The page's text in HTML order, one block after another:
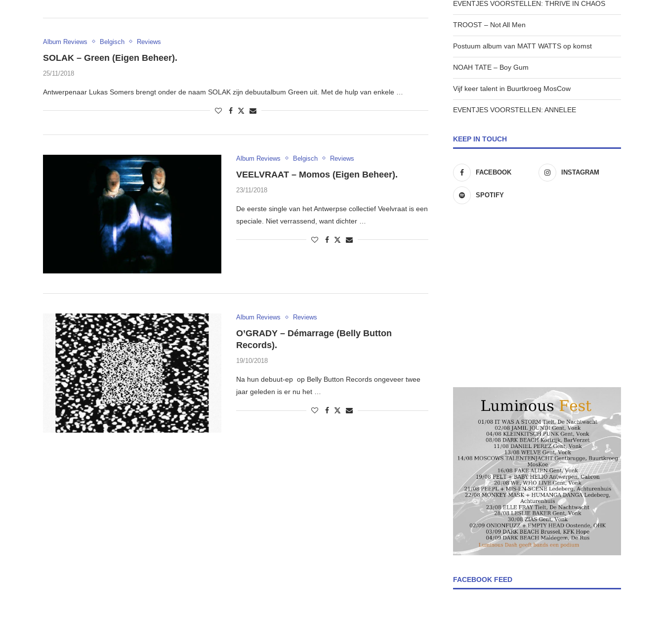
Album Reviews Belgisch Reviews
SOLAK – Green (Eigen Beheer).
25/11/2018
Antwerpenaar Lukas Somers brengt onder de naam SOLAK zijn debuutalbum Green uit. Met de hulp van enkele …
Album Reviews Belgisch Reviews
VEELVRAAT – Momos (Eigen Beheer).
23/11/2018
De eerste single van het Antwerpse collectief Veelvraat is een
speciale. Niet verrassend, want dichter …
Album Reviews Reviews
O’GRADY – Démarrage (Belly Button
Records).
19/10/2018
Na hun debuut-ep op Belly Button Records ongeveer twee
jaar geleden is er nu het …
EVENTJES VOORSTELLEN: THRIVE IN CHAOS
TROOST – Not All Men
Postuum album van MATT WATTS op komst
NOAH TATE – Boy Gum
Vijf keer talent in Buurtkroeg MosCow
EVENTJES VOORSTELLEN: ANNELEE
KEEP IN TOUCH
FACEBOOK INSTAGRAM
SPOTIFY
FACEBOOK FEED